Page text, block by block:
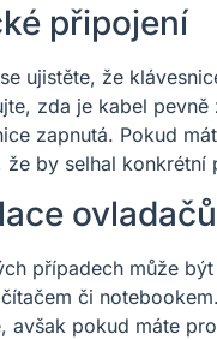
připojení
ujistěte, že
zda je kabel
zapnutá. Pokud
že by selhal konkrétní
ovladačů
případech může
či
avšak pokud máte